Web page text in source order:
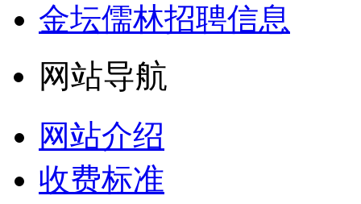
金坛儒林招聘信息
网站导航
网站介绍
收费标准